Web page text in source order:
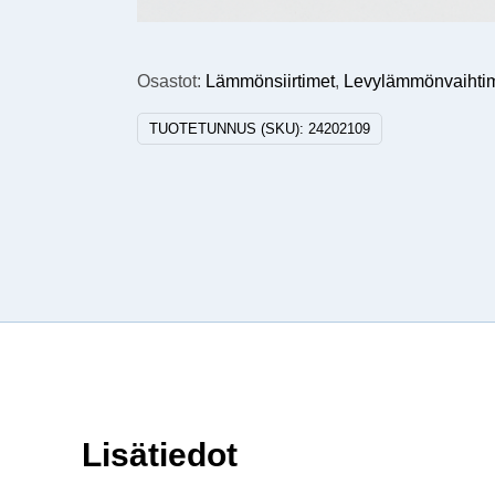
Osastot: Lämmönsiirtimet,
TUOTETUNNUS (SKU):24202109
Lisätiedot